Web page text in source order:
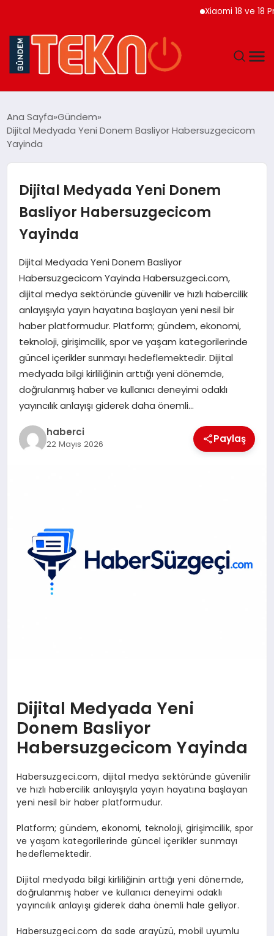
Xiaomi 18 ve 18 Pro
GÜNDEM
EĞITIM
EKONOMI
MAGAZIN
SAĞLIK
SIYASET
SPOR
YAŞAM
Ana Sayfa Gündem
Dijital Medyada Yeni Donem Basliyor Habersuzgecicom
Yayinda
Dijital Medyada Yeni Donem
Basliyor Habersuzgecicom
Yayinda
Dijital Medyada Yeni Donem Basliyor
Habersuzgecicom Yayinda Habersuzgeci.com,
dijital medya sektöründe güvenilir ve hızlı habercilik
anlayışıyla yayın hayatına başlayan yeni nesil bir
haber platformudur. Platform; gündem, ekonomi,
teknoloji, girişimcilik, spor ve yaşam kategorilerinde
güncel içerikler sunmayı hedeflemektedir. Dijital
medyada bilgi kirliliğinin arttığı yeni dönemde,
doğrulanmış haber ve kullanıcı deneyimi odaklı
yayıncılık anlayışı giderek daha önemli…
haberci
22 Mayıs 2026 Paylaş
Dijital Medyada Yeni
Donem Basliyor
Habersuzgecicom Yayinda
Habersuzgeci.com, dijital medya sektöründe güvenilir
ve hızlı habercilik anlayışıyla yayın hayatına başlayan
yeni nesil bir haber platformudur.
Platform; gündem, ekonomi, teknoloji, girişimcilik, spor
ve yaşam kategorilerinde güncel içerikler sunmayı
hedeflemektedir.
Dijital medyada bilgi kirliliğinin arttığı yeni dönemde,
doğrulanmış haber ve kullanıcı deneyimi odaklı
yayıncılık anlayışı giderek daha önemli hale geliyor.
Habersuzgeci.com da sade arayüzü, mobil uyumlu